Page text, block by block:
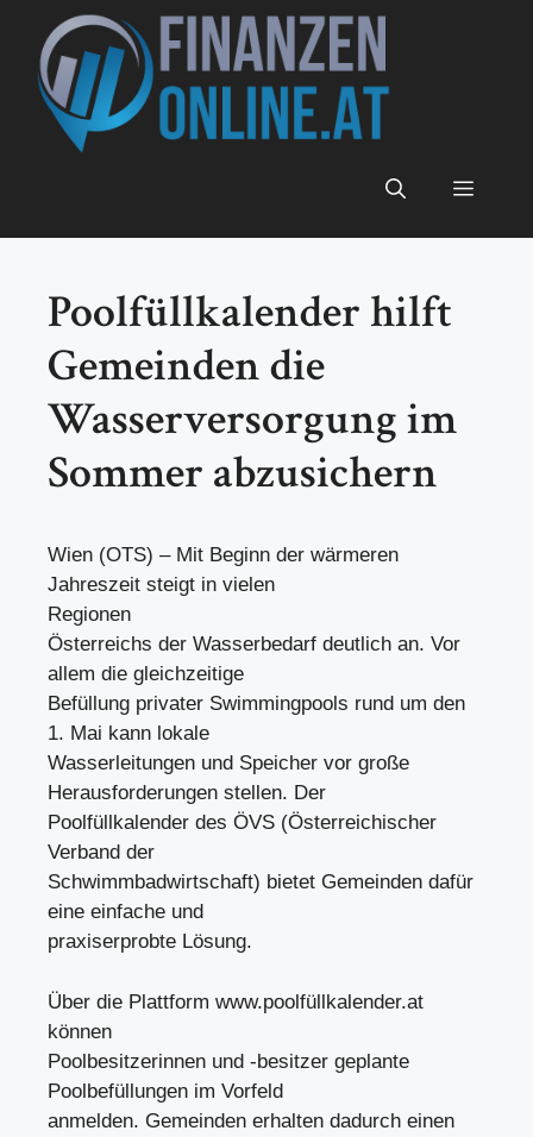
Inhalt
springen
Menü
Poolfüllkalender hilft
Gemeinden die
Wasserversorgung im
Sommer abzusichern
Wien (OTS) – Mit Beginn der wärmeren
Jahreszeit steigt in vielen
Regionen
Österreichs der Wasserbedarf deutlich an. Vor
allem die gleichzeitige
Befüllung privater Swimmingpools rund um den
1. Mai kann lokale
Wasserleitungen und Speicher vor große
Herausforderungen stellen. Der
Poolfüllkalender des ÖVS (Österreichischer
Verband der
Schwimmbadwirtschaft) bietet Gemeinden dafür
eine einfache und
praxiserprobte Lösung.
Über die Plattform www.poolfüllkalender.at
können
Poolbesitzerinnen und -besitzer geplante
Poolbefüllungen im Vorfeld
anmelden. Gemeinden erhalten dadurch einen